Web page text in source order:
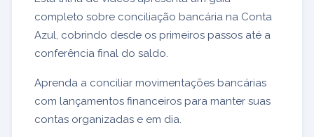
completo sobre conciliação bancária na Conta
Azul, cobrindo desde os primeiros passos até a
conferência final do saldo.
Aprenda a conciliar movimentações bancárias
com lançamentos financeiros para manter suas
contas organizadas e em dia.